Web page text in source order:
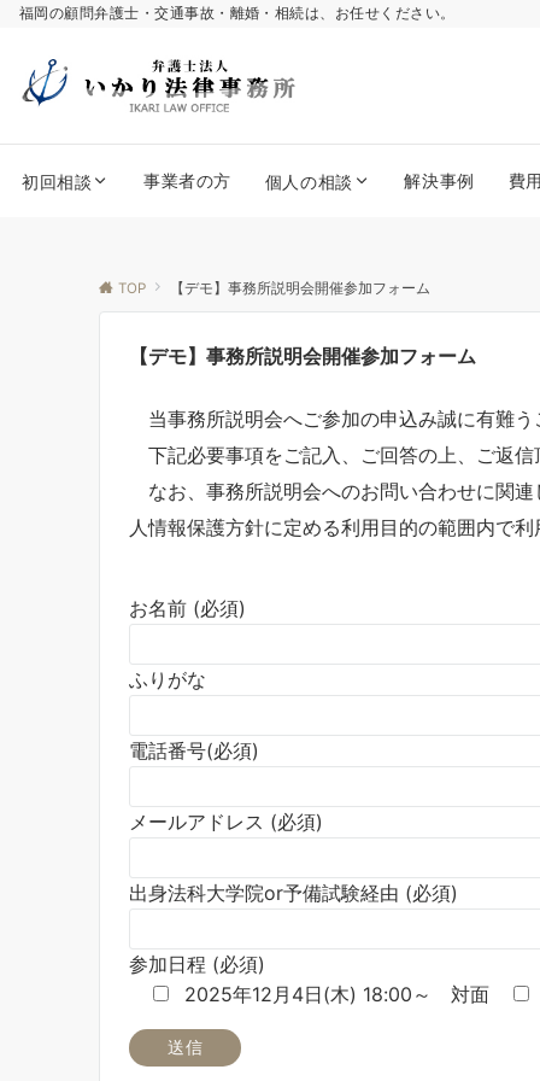
福岡の顧問弁護士・交通事故・離婚・相続は、お任せください。
初回相談 事業者の方 個人の相談 解決事例 費
TOP 【デモ】事務所説明会開催参加フォーム
【デモ】事務所説明会開催参加フォーム
当事務所説明会へご参加の申込み誠に有難う
下記必要事項をご記入、ご回答の上、ご返
なお、事務所説明会へのお問い合わせに関
人情報保護方針に定める利用目的の範囲内で
お名前 (必須)
ふりがな
電話番号(必須)
メールアドレス (必須)
出身法科大学院or予備試験経由 (必須)
参加日程 (必須)
2025年12月4日(木) 18:00～ 対面